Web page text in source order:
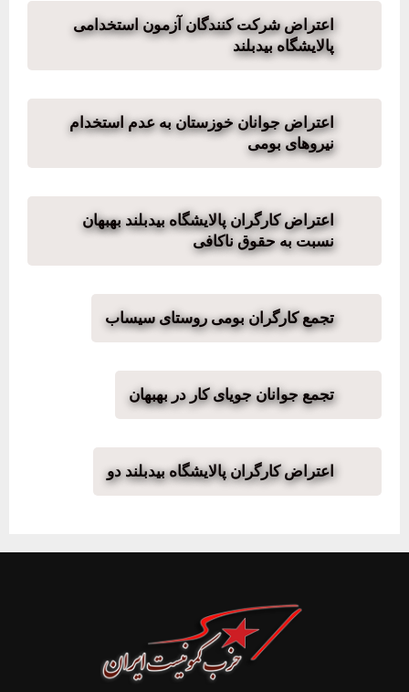
اعتراض شرکت کنندگان آزمون استخدامی
پالایشگاه بیدبلند
اعتراض جوانان خوزستان به عدم استخدام
نیروهای بومی
اعتراض کارگران پالایشگاه بیدبلند بهبهان
نسبت به حقوق‌ ناکافی
تجمع کارگران بومی روستای سیساب
تجمع جوانان جویای کار در بهبهان
اعتراض کارگران پالایشگاه بیدبلند دو